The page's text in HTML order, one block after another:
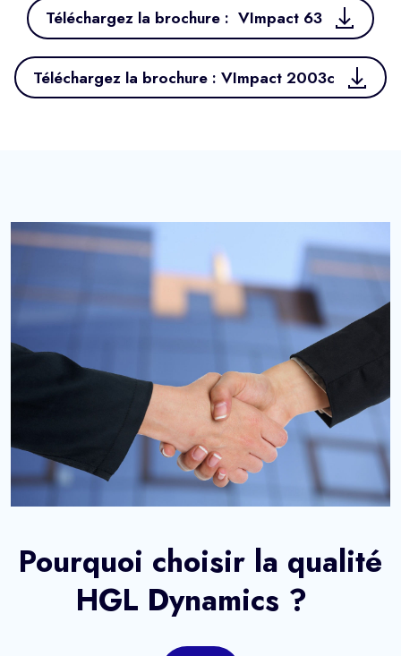
Téléchargez la brochure : VImpact 63
Téléchargez la brochure : VImpact 2003c
Pourquoi choisir la qualité
HGL Dynamics ?